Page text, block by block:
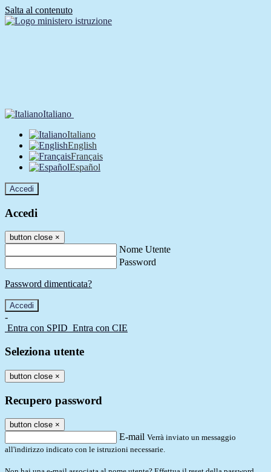
Salta al contenuto
Italiano
Italiano
English
Français
Español
Accedi
Accedi
button close ×
Nome Utente
Password
Password dimenticata?
-
Entra con SPID Entra con CIE
Seleziona utente
button close ×
Recupero password
button close ×
E-mail Verrà inviato un messaggio
all'indirizzo indicato con le istruzioni necessarie.